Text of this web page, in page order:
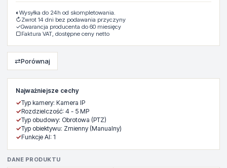
Najważniejsze cechy
✓Typ kamery: Kamera IP
✓Rozdzielczość: 4 - 5 MP
✓Typ obudowy: Obrotowa (PTZ)
✓Typ obiektywu: Zmienny (Manualny)
✓Funkcje AI: 1
DANE PRODUKTU
◐ Wysyłka do 24h od skompletowania.
↻Zwrot 14 dni bez podawania przyczyny
✓Gwarancja producenta do 60 miesięcy
▢Faktura VAT, dostępne ceny netto
⇄Porównaj